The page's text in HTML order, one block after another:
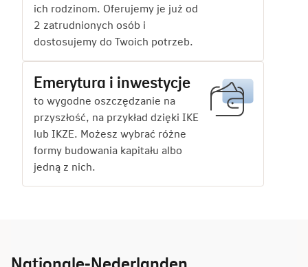
ich rodzinom. Oferujemy je już od
2 zatrudnionych osób i
dostosujemy do Twoich potrzeb.
Emerytura i inwestycje
to wygodne oszczędzanie na
przyszłość, na przykład dzięki IKE
lub IKZE. Możesz wybrać różne
formy budowania kapitału albo
jedną z nich.